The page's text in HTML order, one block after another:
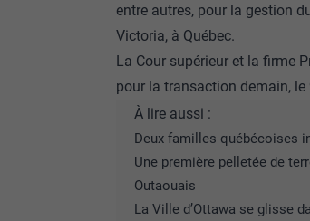
entre autres, pour la gestion
Victoria, à Québec.
La Cour supérieur et la firme
pour la transaction demain, le
À lire aussi :
Deux familles québécoises
Une première pelletée de
Outaouais
La Ville d’Ottawa se glisse